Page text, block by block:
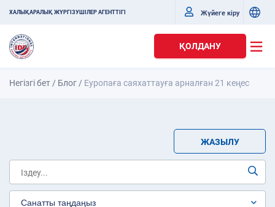
ХАЛЫҚАРАЛЫҚ ЖҮРГІЗУШІЛЕР АГЕНТТІГІ Жүйеге кіру
ҚОЛДАНУ
Негізгі бет / Блог / Еуропаға саяхаттауға арналған 21 кеңес
ЖАЗЫЛУ